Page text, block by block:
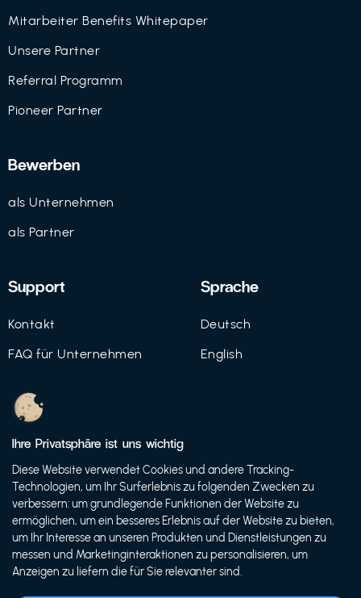
Mitarbeiter Benefits Whitepaper
Unsere Partner
Referral Programm
Pioneer Partner
Bewerben
als Unternehmen
als Partner
Support
Kontakt
FAQ für Unternehmen
Datenschutz
Nutzungsbedingungen
Sprache
Deutsch
English
© 2021 FutureBens GmbH
Ihre Privatsphäre ist uns wichtig
Diese Website verwendet Cookies und andere Tracking-
Technologien, um Ihr Surferlebnis zu folgenden Zwecken zu
verbessern: um grundlegende Funktionen der Website zu
ermöglichen, um ein besseres Erlebnis auf der Website zu bieten,
um Ihr Interesse an unseren Produkten und Dienstleistungen zu
messen und Marketinginteraktionen zu personalisieren, um
Anzeigen zu liefern die für Sie relevanter sind.